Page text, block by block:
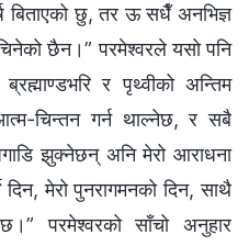
बिताएको छु, तर ऊ सधैँ अनभिज्ञ
छैन।” परमेश्‍वरले यसो पनि
र पृथ्वीको अन्तिम
चिन्तन गर्न थाल्नेछ, र सबै
झुक्नेछन् अनि मेरो आराधना
दिन, मेरो पुनरागमनको दिन, साथै
परमेश्‍वरको साँचो अनुहार